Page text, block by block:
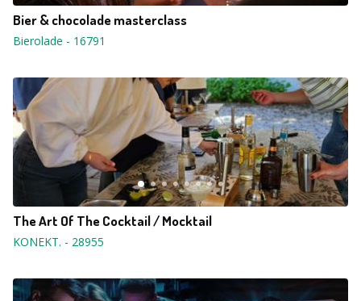
Bier & chocolade masterclass
Bierolade - 16791
The Art Of The Cocktail / Mocktail
KONEKT. - 28955